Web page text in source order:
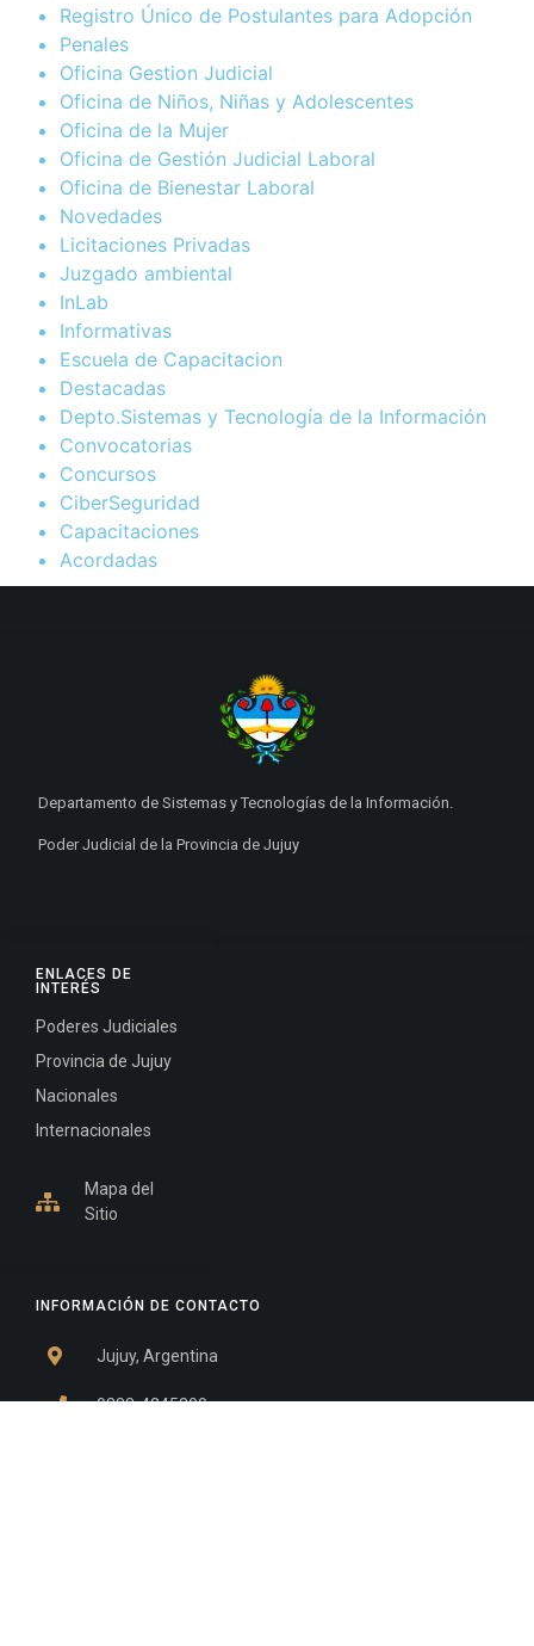
Registro Único de Postulantes para Adopción
Penales
Oficina Gestion Judicial
Oficina de Niños, Niñas y Adolescentes
Oficina de la Mujer
Oficina de Gestión Judicial Laboral
Oficina de Bienestar Laboral
Novedades
Licitaciones Privadas
Juzgado ambiental
InLab
Informativas
Escuela de Capacitacion
Destacadas
Depto.Sistemas y Tecnología de la Información
Convocatorias
Concursos
CiberSeguridad
Capacitaciones
Acordadas
INFORMACIÓN DE CONTACTO
Jujuy, Argentina
0388-4245300
ENLACES DE
INTERÉS
Poderes Judiciales
Provincia de Jujuy
Nacionales
Internacionales
Mapa del
Sitio
Departamento de Sistemas y Tecnologías de la Información.
Poder Judicial de la Provincia de Jujuy